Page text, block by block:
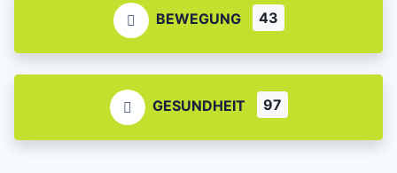
BEWEGUNG 43
GESUNDHEIT 97